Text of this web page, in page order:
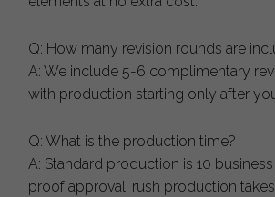
Q: How many revision rounds are
A: We include 5-6 complimentary
with production starting only after
Q: What is the production time?
A: Standard production is 10
proof approval; rush production